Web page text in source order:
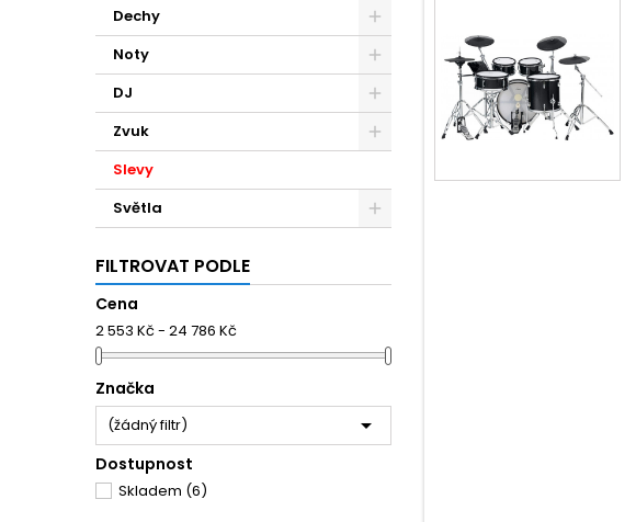
Dechy
Noty
DJ
Zvuk
Slevy
Světla
FILTROVAT PODLE
Cena
2 553 Kč - 24 786 Kč
Značka
(žádný filtr) 
Dostupnost
Skladem (6)